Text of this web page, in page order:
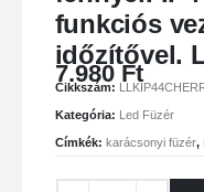
funkciós
időzítővel.
7.980Ft
Cikkszám:
Kategória: Led Füzér
Címkék: karácsonyi füzér,